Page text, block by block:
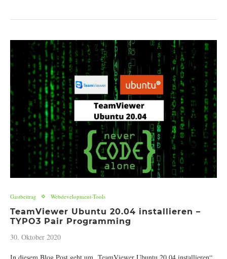
Gastbeitrag Webdevelopment-Tools
TeamViewer Ubuntu 20.04 installieren –
TYPO3 Pair Programming
30. Oktober 2020